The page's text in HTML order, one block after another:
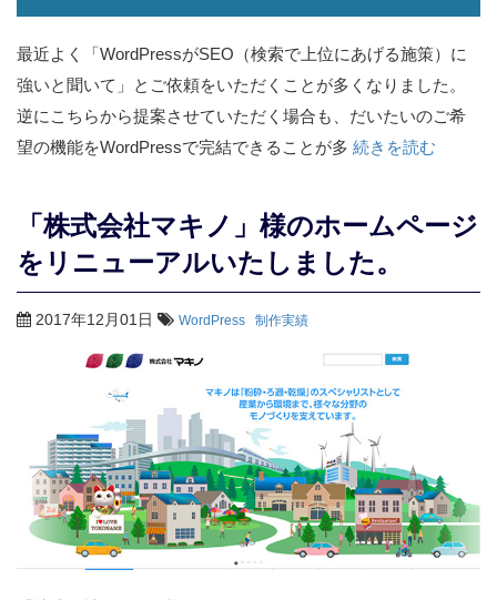
最近よく「WordPressがSEO（検索で上位にあげる施策）に
強いと聞いて」とご依頼をいただくことが多くなりました。
逆にこちらから提案させていただく場合も、だいたいのご希
望の機能をWordPressで完結できることが多 続きを読む
「株式会社マキノ」様のホームページ
をリニューアルいたしました。
2017年12月01日 WordPress 制作実績